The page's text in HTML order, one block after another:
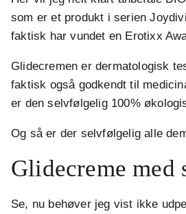
som er et produkt i serien
faktisk har vundet en Erotixx
Glidecremen er dermatologisk
faktisk også godkendt til
er den selvfølgelig 100%
Og så er der selvfølgelig alle
Glidecreme med
Se, nu behøver jeg vist ikke